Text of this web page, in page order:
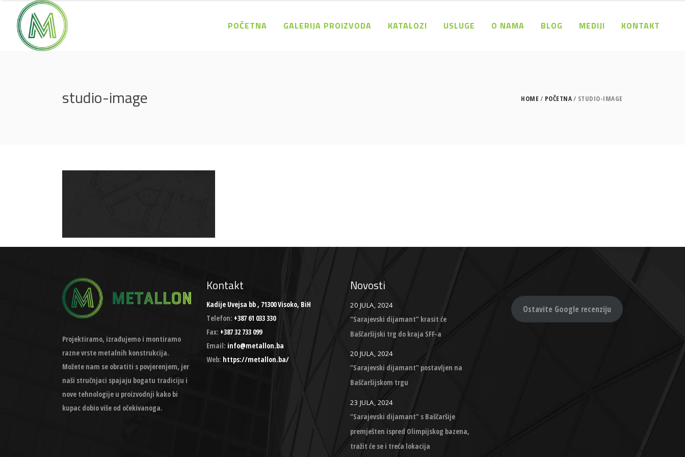
POČETNA GALERIJA PROIZVODA KATALOZI USLUGE O NAMA BLOG MEDIJI KONTAKT
studio-image HOME POČETNA STUDIO-IMAGE
Projektiramo, izrađujemo i montiramo
razne vrste metalnih konstrukcija.
Možete nam se obratiti s povjerenjem, jer
naši stručnjaci spajaju bogatu tradiciju i
nove tehnologije u proizvodnji kako bi
kupac dobio više od očekivanoga.
Kontakt
Kadije Uvejsa bb , 71300 Visoko, BiH
Telefon: +387 61 033 330
Fax: +387 32 733 099
Email: info@metallon.ba
Web: https://metallon.ba/
Novosti
20 JULA, 2024
“Sarajevski dijamant” krasit će
Baščaršijski trg do kraja SFF-a
20 JULA, 2024
“Sarajevski dijamant” postavljen na
Baščaršijskom trgu
23 JULA, 2024
“Sarajevski dijamant” s Baščaršije
premješten ispred Olimpijskog bazena,
tražit će se i treća lokacija
Ostavite Google recenziju